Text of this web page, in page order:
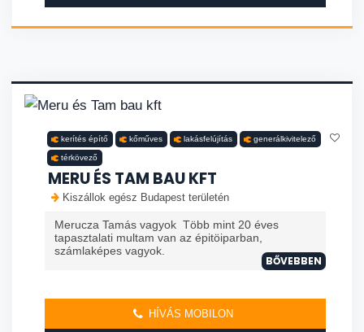
kerítés építő kőműves lakásfelújítás generálkivitelező
térkövező
MERU ÉS TAM BAU KFT
Kiszállok egész Budapest területén
Merucza Tamás vagyok Több mint 20 éves
tapasztalati multam van az épitöiparban,
számlaképes vagyok.
BŐVEBBEN
HÍVÁS MOBILON